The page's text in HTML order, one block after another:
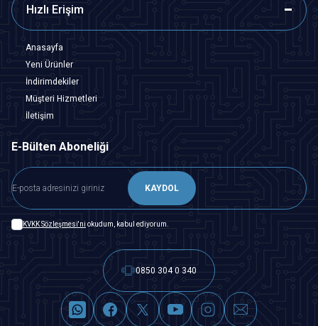
Hızlı Erişim
Anasayfa
Yeni Ürünler
İndirimdekiler
Müşteri Hizmetleri
İletişim
E-Bülten Aboneliği
KAYDOL
KVKK Sözleşmesi'ni okudum, kabul ediyorum.
0850 304 0 340